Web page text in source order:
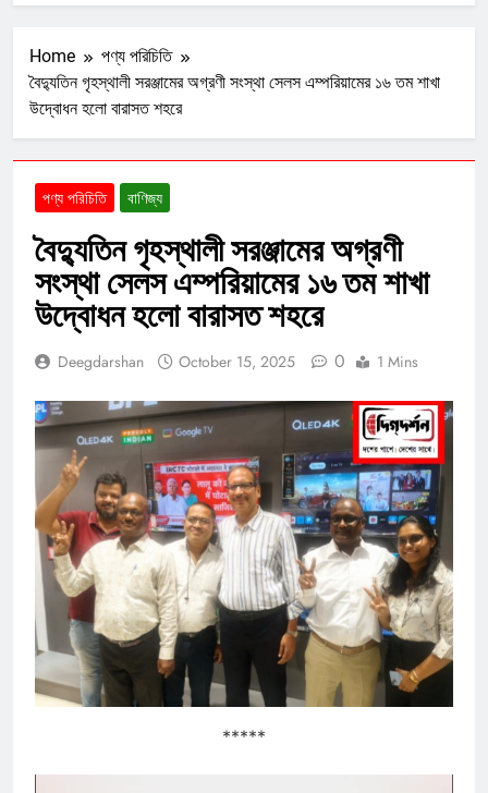
Home
পণ্য পরিচিতি
বৈদ্যুতিন গৃহস্থালী সরঞ্জামের অগ্রণী সংস্থা সেলস এম্পরিয়ামের ১৬ তম শাখা
উদ্বোধন হলো বারাসত শহরে
পণ্য পরিচিতি বাণিজ্য
বৈদ্যুতিন গৃহস্থালী সরঞ্জামের অগ্রণী
সংস্থা সেলস এম্পরিয়ামের ১৬ তম শাখা
উদ্বোধন হলো বারাসত শহরে
Deegdarshan October 15, 2025 0 1 Mins
*****